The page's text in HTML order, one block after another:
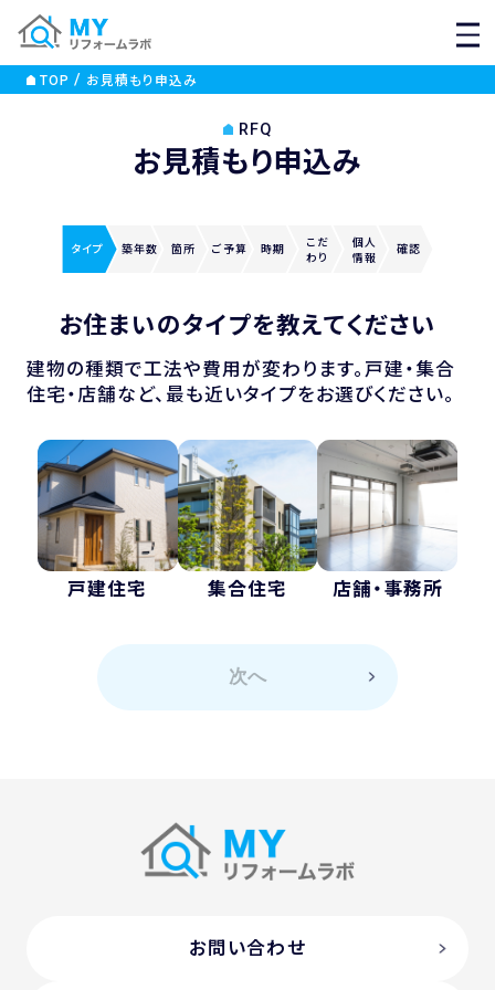
TOP お見積もり申込み
RFQ
お見積もり申込み
タイプ 築年数 箇所 ご 予算 時期
こだ
わり
個人
情報
確認
お住まいのタイプを教えてください
建物の種類で工法や費用が変わります。戸建・集合
住宅・店舗など、最も近いタイプをお選びください。
戸建住宅 集合住宅 店舗・事務所
次へ
お問い合わせ